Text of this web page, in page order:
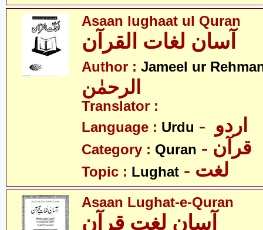
Asaan lughaat ul Quran
آسان لغات القرآن
Author : Jameel ur
الرحمٰن
Translator :
Language : Urdu
Category : Quran - قرآن
Topic : Lughat - لغت
Asaan Lughat-e-Quran